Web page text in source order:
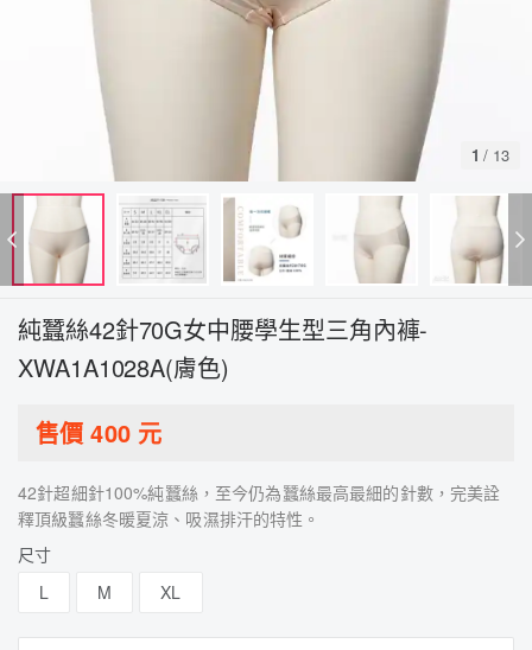
1 / 13
純蠶絲42針70G女中腰學生型三角內褲-
XWA1A1028A(膚色)
售價400元
42針超細針100%純蠶絲，至今仍為蠶絲最高最細的針數，完美詮
釋頂級蠶絲冬暖夏涼、吸濕排汗的特性。
尺寸
L
M XL